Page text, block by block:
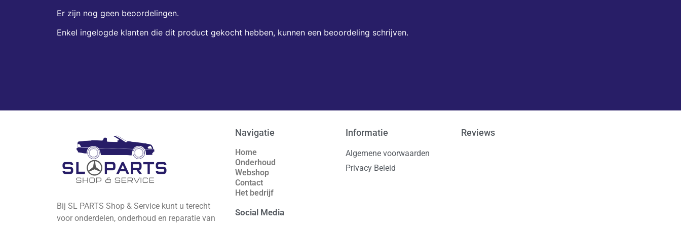
Er zijn nog geen beoordelingen.
Enkel ingelogde klanten die dit product gekocht hebben, kunnen een beoordeling schrijven.
Bij SL PARTS Shop & Service kunt u terecht
voor onderdelen, onderhoud en reparatie van
Navigatie
Home
Onderhoud
Webshop
Contact
Het bedrijf
Social Media
Informatie
Algemene voorwaarden
Privacy Beleid
Reviews